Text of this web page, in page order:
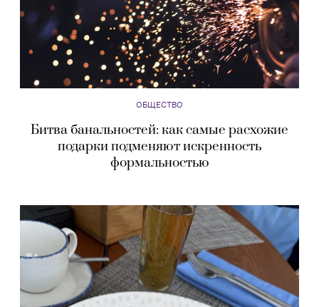
ОБЩЕСТВО
Битва банальностей: как самые расхожие
подарки подменяют искренность
формальностью